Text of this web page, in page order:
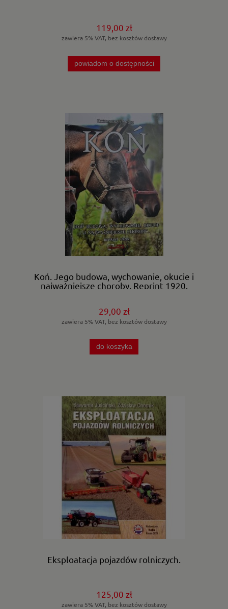
119,00 zł
zawiera 5% VAT, bez kosztów dostawy
powiadom o dostępności
Koń. Jego budowa, wychowanie, okucie i
najważniejsze choroby. Reprint 1920.
29,00 zł
zawiera 5% VAT, bez kosztów dostawy
do koszyka
Eksploatacja pojazdów rolniczych.
125,00 zł
zawiera 5% VAT, bez kosztów dostawy